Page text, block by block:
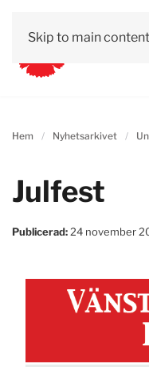
Skip to main content
Hem Nyhetsarkivet
Julfest
Publicerad: 24 november